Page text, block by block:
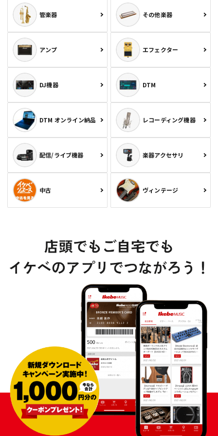
管楽器 その他楽器
アンプ エフェクター
DJ機器 DTM
DTM オンライン納品 レコーディング機器
配信/ライブ機器 楽器アクセサリ
中古 ヴィンテージ